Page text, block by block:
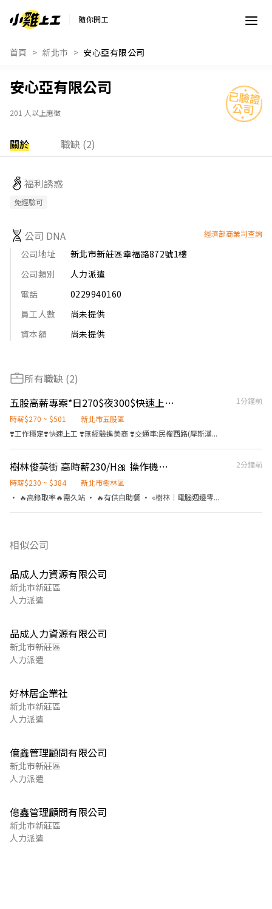
隨你開工
首頁 新北市 安心亞有限公司
安心亞有限公司
201 人以上應徵
關於 職缺 (2)
福利誘惑
免經驗可
公司 DNA 經濟部商業司查詢
公司地址
新北市新莊區幸福路872號1樓
公司類別
人力派遣
電話
0229940160
員工人數
尚未提供
資本額
尚未提供
所有職缺 (2)
五股高薪專案*日270$夜300$快速上工⚡️久坐光纖作業員#供餐補助
1分鐘前
時薪$270 ~ $501
新北市五股區
❣️工作穩定❣️快速上工 ❣️無經驗進美商 ❣️交通車:民權西路(摩斯漢...
樹林俊英街 高時薪230/H🎀 操作機台人員
2分鐘前
時薪$230 ~ $384
新北市樹林區
• 🔥高錄取率🔥需久站 • 🔥有供自助餐 • «樹林｜電腦週邊零...
相似公司
品成人力資源有限公司
新北市新莊區
人力派遣
品成人力資源有限公司
新北市新莊區
人力派遣
好林居企業社
新北市新莊區
人力派遣
億鑫管理顧問有限公司
新北市新莊區
人力派遣
億鑫管理顧問有限公司
新北市新莊區
人力派遣